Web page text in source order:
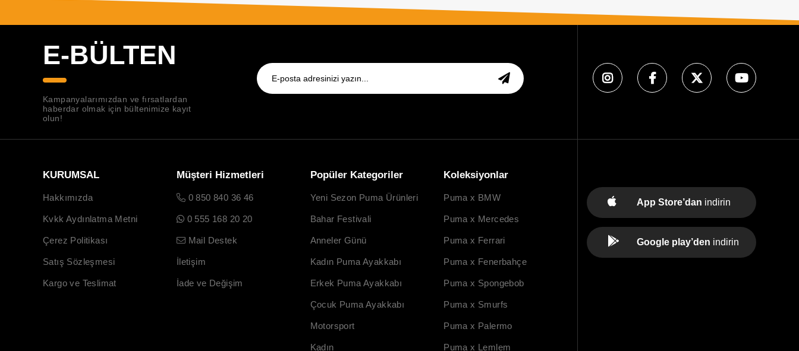
E-BÜLTEN
Kampanyalarımızdan ve fırsatlardan
haberdar olmak için bültenimize kayıt
olun!
KURUMSAL
Hakkımızda
Kvkk Aydınlatma Metni
Çerez Politikası
Satış Sözleşmesi
Kargo ve Teslimat
Müşteri Hizmetleri
0 850 840 36 46
0 555 168 20 20
Mail Destek
İletişim
İade ve Değişim
Popüler Kategoriler
Yeni Sezon Puma Ürünleri
Bahar Festivali
Anneler Günü
Kadın Puma Ayakkabı
Erkek Puma Ayakkabı
Çocuk Puma Ayakkabı
Motorsport
Kadın
Koleksiyonlar
Puma x BMW
Puma x Mercedes
Puma x Ferrari
Puma x Fenerbahçe
Puma x Spongebob
Puma x Smurfs
Puma x Palermo
Puma x Lemlem
App Store’dan indirin
Google play’den indirin